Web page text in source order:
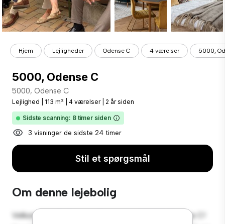
Hjem Lejligheder Odense C 4 værelser 5000,
5000, Odense C
5000, Odense C
Lejlighed 113 m² 4 værelser 2 år siden
Sidste scanning: 8 timer siden
3 visninger de sidste 24 timer
Stil et spørgsmål
Om denne lejebolig
Velkommen til dit nye byferiested på 5000, Odense C!